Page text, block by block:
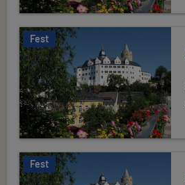
Fest
Fest